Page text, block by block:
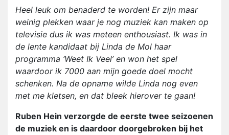
Heel leuk om benaderd te worden! Er zijn maar
weinig plekken waar je nog muziek kan maken op
televisie dus ik was meteen enthousiast. Ik was in
de lente kandidaat bij Linda de Mol haar
programma ‘Weet Ik Veel’ en won het spel
waardoor ik 7000 aan mijn goede doel mocht
schenken. Na de opname wilde Linda nog even
met me kletsen, en dat bleek hierover te gaan!
Ruben Hein verzorgde de eerste twee seizoenen
de muziek en is daardoor doorgebroken bij het